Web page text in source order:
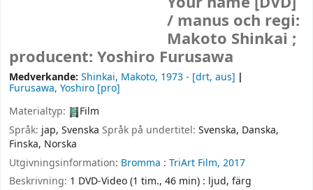
/ manus och regi:
Makoto Shinkai ;
producent: Yoshiro Furusawa
Medverkande: Shinkai, Makoto, 1973 - [drt, aus]
Furusawa, Yoshiro [pro]
Materialtyp:
Film
Språk: jap, Svenska Språk på undertitel: Svenska, Danska,
Finska, Norska
Utgivningsinformation: Bromma : TriArt Film, 2017
Beskrivning: 1 DVD-Video (1 tim., 46 min) : ljud, färg